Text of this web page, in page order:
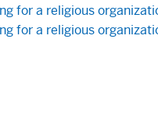
for a religious
for a religious